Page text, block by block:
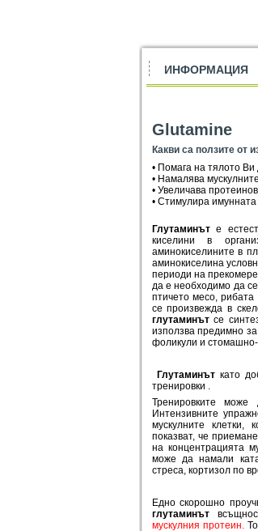
ИНФОРМАЦИЯ
Glutamine
Какви са ползите от
• Помага на тялото
• Намалява
• Увеличава
• Стимулира
Глутаминъте
киселини в
аминокиселините в
аминокиселина
периоди на
да е необходимо да
птичето месо,
се произвежда в
глутаминътсе
използва предимно
фоликули и стомашно-
Глутаминъткато
тренировки .
Тренировките
Интензивните
мускулните клетки,
показват, че
на концентрацията
може да намали
стреса, кортизол по
Едно скорошно
глутаминът
мускулния протеин.